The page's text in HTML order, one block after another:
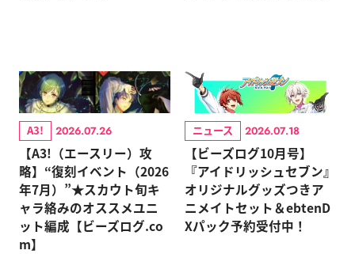
A3! 2026.07.26
【A3!（エースリー）攻
略】“復刻イベント（2026
年7月）”★スカウト旬キ
ャラ絡みのオススメユニ
ット編成【ビーズログ.co
m】
ニュース 2026.07.18
【ビーズログ10月号】
『アイドリッシュセブン』
オリジナルグッズつきア
ニメイトセット＆ebtenD
Xパック予約受付中！